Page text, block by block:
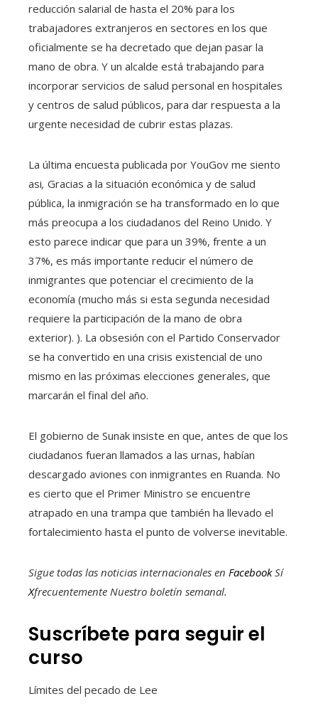
reducción salarial de hasta el 20% para los
trabajadores extranjeros en sectores en los que
oficialmente se ha decretado que dejan pasar la
mano de obra. Y un alcalde está trabajando para
incorporar servicios de salud personal en hospitales
y centros de salud públicos, para dar respuesta a la
urgente necesidad de cubrir estas plazas.
La última encuesta publicada por YouGov me siento
asi, Gracias a la situación económica y de salud
pública, la inmigración se ha transformado en lo que
más preocupa a los ciudadanos del Reino Unido. Y
esto parece indicar que para un 39%, frente a un
37%, es más importante reducir el número de
inmigrantes que potenciar el crecimiento de la
economía (mucho más si esta segunda necesidad
requiere la participación de la mano de obra
exterior). ). La obsesión con el Partido Conservador
se ha convertido en una crisis existencial de uno
mismo en las próximas elecciones generales, que
marcarán el final del año.
El gobierno de Sunak insiste en que, antes de que los
ciudadanos fueran llamados a las urnas, habían
descargado aviones con inmigrantes en Ruanda. No
es cierto que el Primer Ministro se encuentre
atrapado en una trampa que también ha llevado el
fortalecimiento hasta el punto de volverse inevitable.
Sigue todas las noticias internacionales en FacebookSí
Xfrecuentemente Nuestro boletín semanal.
Suscríbete para seguir el
curso
Límites del pecado de Lee